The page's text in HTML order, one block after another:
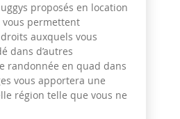
proposés en location
vous permettent
auxquels vous
dans d’autres
randonnée en quad dans
vous apportera une
région telle que vous ne